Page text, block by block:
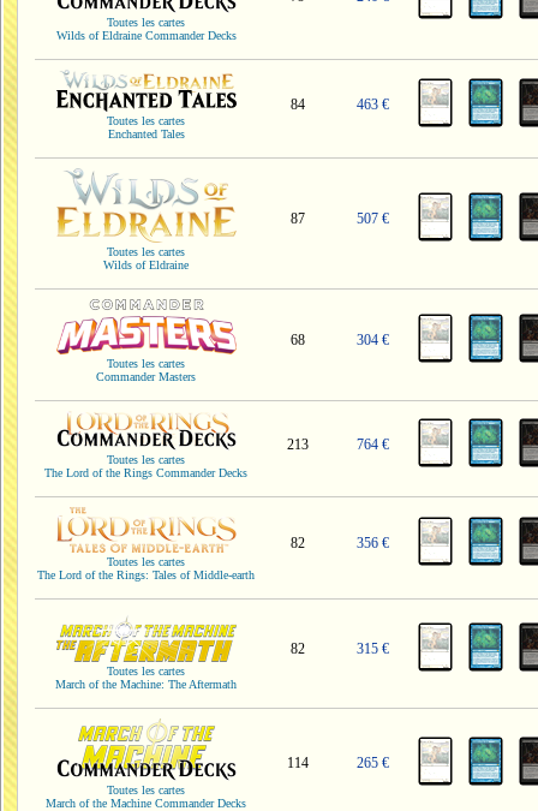
Toutes les cartes
Wilds of Eldraine Commander Decks
Toutes les cartes
Enchanted Tales
84 463 €
Toutes les cartes
Wilds of Eldraine
87 507 €
Toutes les cartes
Commander Masters
68 304 €
Toutes les cartes
The Lord of the Rings Commander Decks
213 764 €
Toutes les cartes
The Lord of the Rings: Tales of Middle-earth
82 356 €
Toutes les cartes
March of the Machine: The Aftermath
82 315 €
Toutes les cartes
March of the Machine Commander Decks
114 265 €